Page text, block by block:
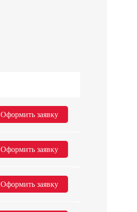
Оформить заявку
Оформить заявку
Оформить заявку